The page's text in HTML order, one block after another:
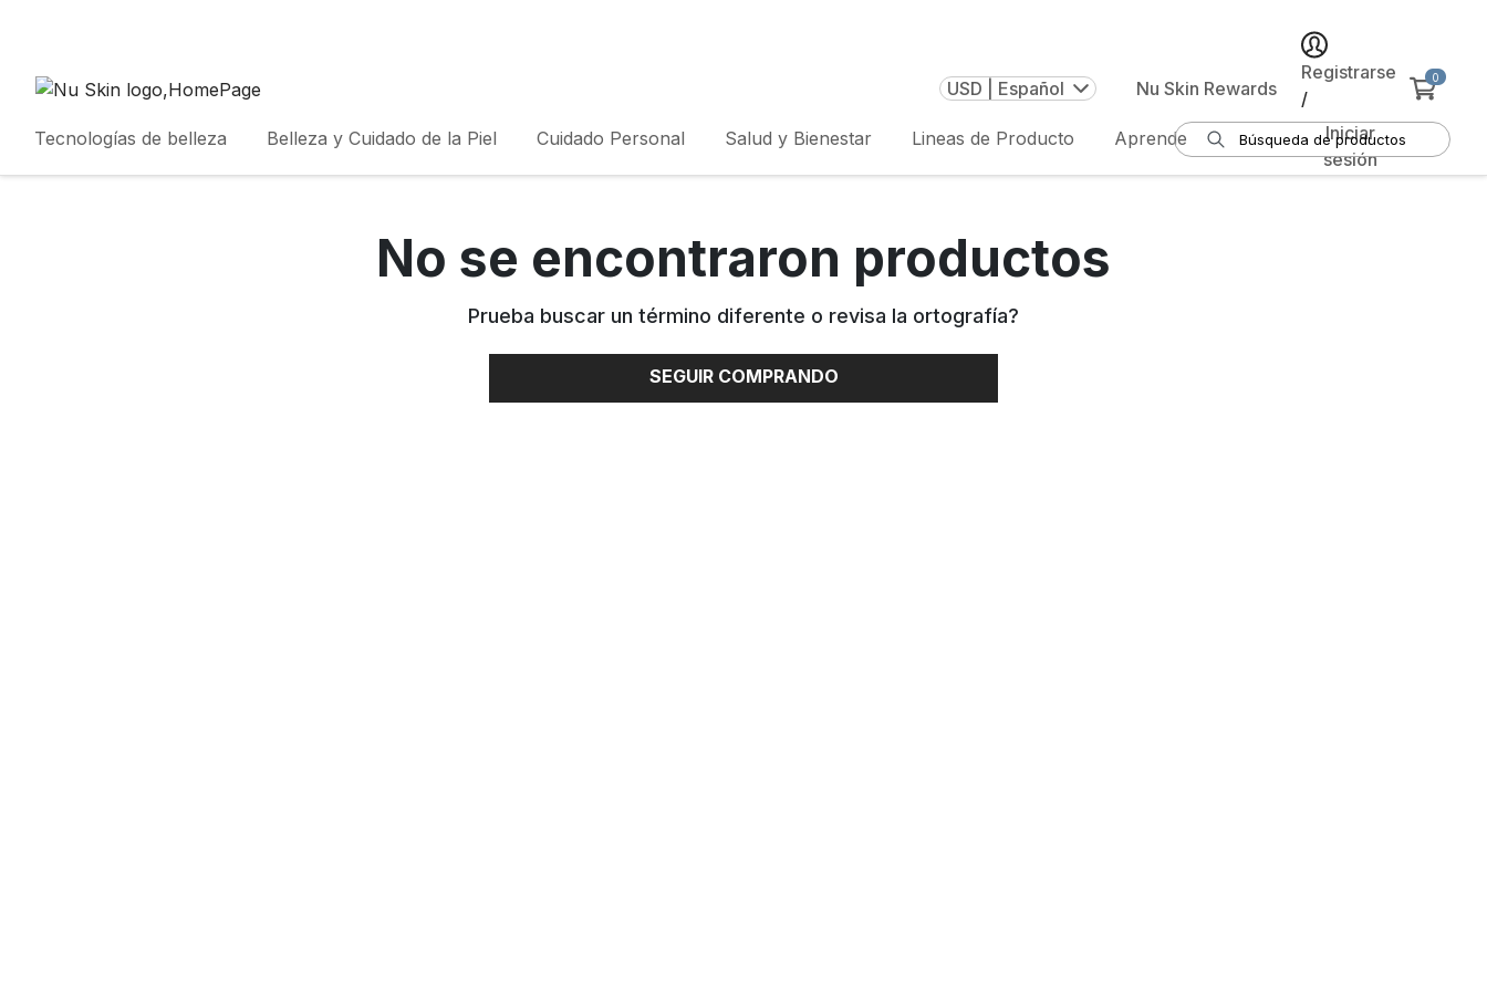
USD | Español Nu Skin Rewards
Registrarse
/
Iniciar
sesión
0
Tecnologías de belleza Belleza y Cuidado de la Piel Cuidado Personal Salud y Bienestar Lineas de Producto Aprende
No se encontraron productos
Prueba buscar un término diferente o revisa la ortografía?
SEGUIR COMPRANDO